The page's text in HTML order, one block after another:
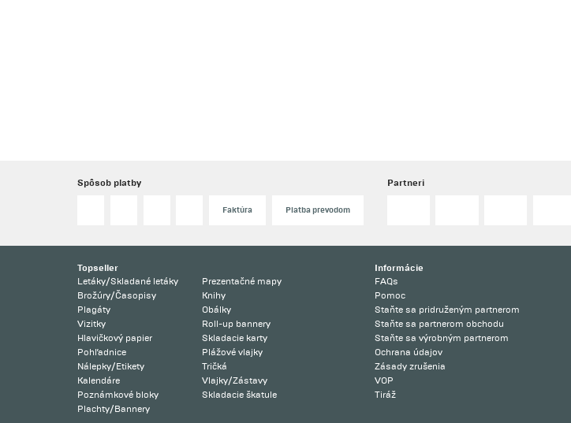
Spôsob platby
Faktúra Platba prevodom
Partneri
Topseller
Letáky/Skladané letáky
Brožúry/Časopisy
Plagáty
Vizitky
Hlavičkový papier
Pohľadnice
Nálepky/Etikety
Kalendáre
Poznámkové bloky
Plachty/Bannery
Prezentačné mapy
Knihy
Obálky
Roll-up bannery
Skladacie karty
Plážové vlajky
Tričká
Vlajky/Zástavy
Skladacie škatule
Informácie
FAQs
Pomoc
Staňte sa pridruženým partnerom
Staňte sa partnerom obchodu
Staňte sa výrobným partnerom
Ochrana údajov
Zásady zrušenia
VOP
Tiráž